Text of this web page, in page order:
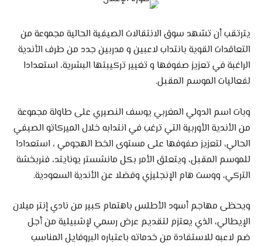
يترتقب أن تشهد سوق الانتقالات الصيفية الحالية مجموعة من
التعاقدات القوية بانتداب لاعبين و مدربين جدد من طرف الأندية
الراغبة في تعزيز صفوفها و تغيير تركيبتها البشرية، استعدادا
لفعاليات الموسم المقبل.
وبات اسم الدولي المغربي يوسف النصيري على طاولة مجموعة
من الأندية الأوربية التي ترغب في انتدابه خلال الميركاتو الصيفي
الحالي، لتعزيز صفوفها على مستوى الخط الهجومي ، استعدادا
للموسم المقبل، ويتعلق الأمر بكل مانشستر يونايتد، فنربخشة
التركي، ووست هام الإنجليزي وفضلا عن الأندية السعودية.
ويحظى مهاجم أسود الأطلس باهتمام كبير من نادي إنتر ميلان
الإيطالي، الذي يعتزم لتقديم عرض رسمي لإشبيلية من أجل
ضم لاعبه للاستفادة من خدماته باعتباره البروفايل المناسب